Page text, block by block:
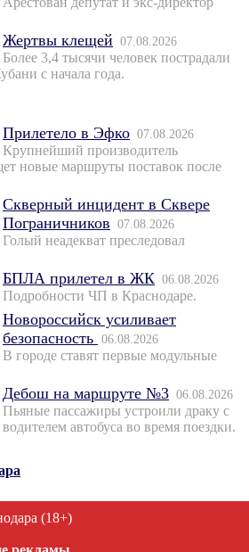
Жертвы клещей 07.08.2026
Более 3,4 тысячи человек пострадали
с начала года.
Прилетело в Эфко 07.08.2026
Крупнейший производитель
новые маршруты поставок после
Скверный инцидент в Сквере
Пограничников 07.08.2026
Голый неадекват преследовал
БПЛА прилетел в ЖК 06.08.2026
Подробности ЧП в Краснодаре.
Новороссийск усиливает
безопасность 06.08.2026
В городе ставят первые модульные
Дебош на маршруте №3 06.08.2026
Пьяные пассажиры устроили драку с
водителем автобуса во время поездки.
(18+)